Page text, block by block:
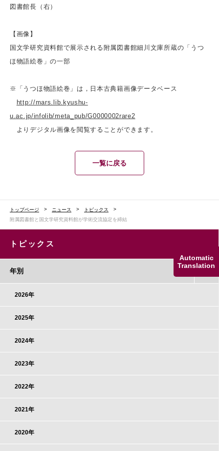
Automatic
Translation
図書館長（右）
【画像】
国文学研究資料館で展示される附属図書館細川文庫所蔵の「うつ
ほ物語絵巻」の一部
※「うつほ物語絵巻」は，日本古典籍画像データベース
http://mars.lib.kyushu-
u.ac.jp/infolib/meta_pub/G0000002rare2
よりデジタル画像を閲覧することができます。
一覧に戻る
トップページ ニュース
トピックス
附属図書館と国文学研究資料館が学術交流協定を締結
トピックス
年別
2026年
2025年
2024年
2023年
2022年
2021年
2020年